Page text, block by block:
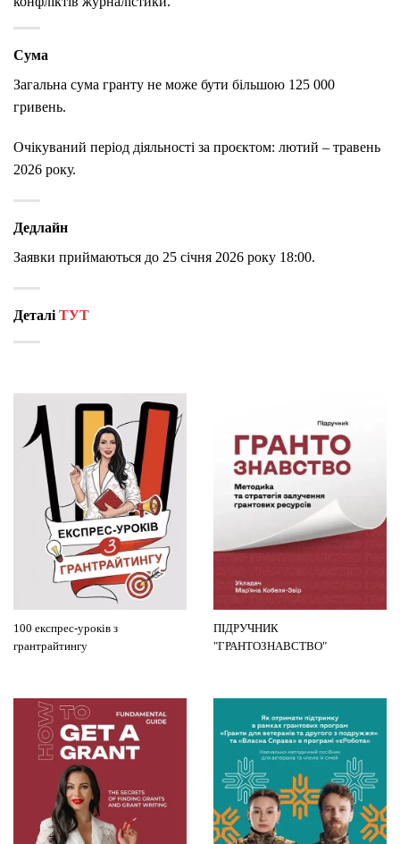
Сума
Загальна сума гранту не може бути більшою 125 000
гривень.
Очікуваний період діяльності за проєктом: лютий – травень
2026 року.
Дедлайн
Заявки приймаються до 25 січня 2026 року 18:00.
Деталі ТУТ
100 експрес-уроків з
грантрайтингу
ПІДРУЧНИК
"ГРАНТОЗНАВСТВО"